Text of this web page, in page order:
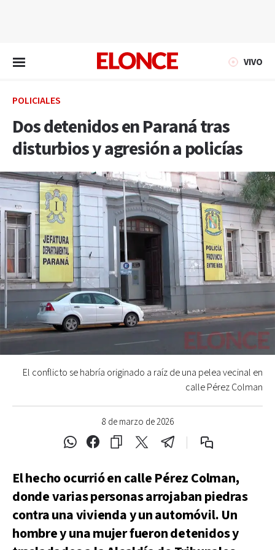
VIVO
POLICIALES
Dos detenidos en Paraná tras
disturbios y agresión a policías
8 de marzo de 2026
El conflicto se habría originado a raíz de una pelea vecinal en
calle Pérez Colman
El hecho ocurrió en calle Pérez Colman,
donde varias personas arrojaban piedras
contra una vivienda y un automóvil. Un
hombre y una mujer fueron detenidos y